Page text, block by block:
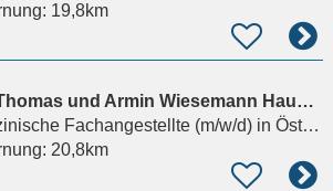
19,8km
Drs. Thomas und Armin Wiesemann Hausarztpraxis
Fachangestellte (m/w/d)in Östringen, Odenheim
20,8km